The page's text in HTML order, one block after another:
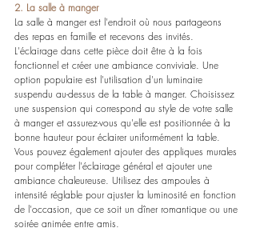
2. La salle à manger
La salle à manger est l'endroit où nous partageons
des repas en famille et recevons des invités.
L'éclairage dans cette pièce doit être à la fois
fonctionnel et créer une ambiance conviviale. Une
option populaire est l'utilisation d'un luminaire
suspendu au-dessus de la table à manger. Choisissez
une suspension qui correspond au style de votre salle
à manger et assurez-vous qu'elle est positionnée à la
bonne hauteur pour éclairer uniformément la table.
Vous pouvez également ajouter des appliques murales
pour compléter l'éclairage général et ajouter une
ambiance chaleureuse. Utilisez des ampoules à
intensité réglable pour ajuster la luminosité en fonction
de l'occasion, que ce soit un dîner romantique ou une
soirée animée entre amis.